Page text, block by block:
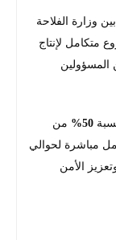
وزارة الفلاحة
متكامل لإنتاج
المسؤولين
50%
من
مباشرة لحوالي
الأمن